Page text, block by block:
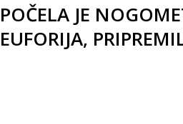
POČELA JE
EUFORIJA,